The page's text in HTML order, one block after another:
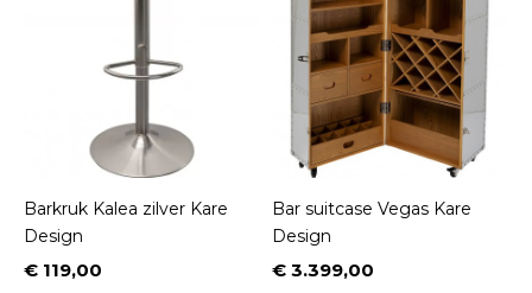
Barkruk Kalea zilver Kare
Design
Prijs
€ 119,00
Bar suitcase Vegas Kare
Design
Prijs
€ 3.399,00